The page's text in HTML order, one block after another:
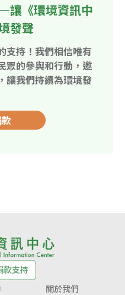
讓《環境資訊中
發聲
支持！我們相信唯有
眾的參與和行動，邀
讓我們持續為環境發
款支持
關於我們